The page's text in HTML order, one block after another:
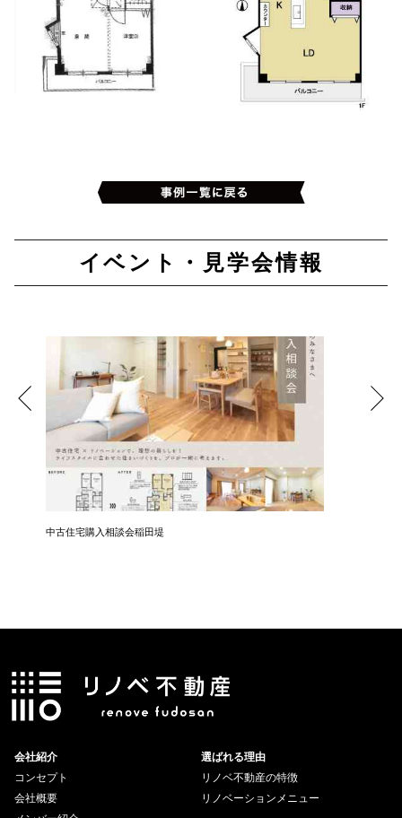
イベント・見学会情報
中古住宅購入相談会稲田堤
会社紹介
コンセプト
会社概要
選ばれる理由
リノベ不動産の特徴
リノベーションメニュー